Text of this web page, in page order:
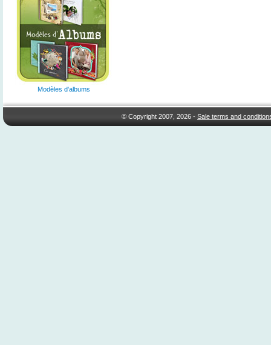
Modèles d'albums
© Copyright 2007, 2026 -Sale terms and